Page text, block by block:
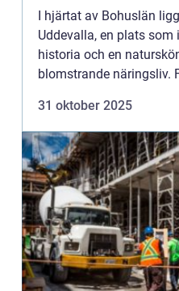
I hjärtat av Bohuslän
Uddevalla, en plats som
historia och en
blomstrande näringsliv.
31 oktober 2025